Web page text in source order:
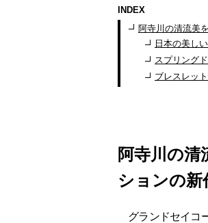
INDEX
阿寺川の清流美
日本の美し
スプリング
ブレスレッ
阿寺川の
ションの新
グランドセイコ